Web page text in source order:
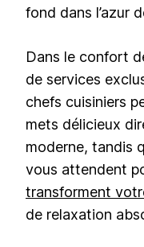
fond dans l’azur
Dans le confort
de services
chefs cuisiniers
mets délicieux
moderne, tandis
vous attendent
transforment
de relaxation